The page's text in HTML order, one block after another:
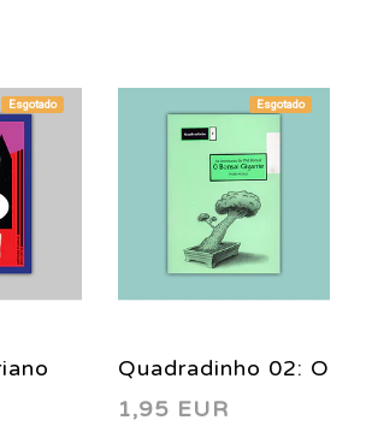
Esgotado Esgotado
Quadradinho 02: O
Bonsai Gigante
1,95 EUR